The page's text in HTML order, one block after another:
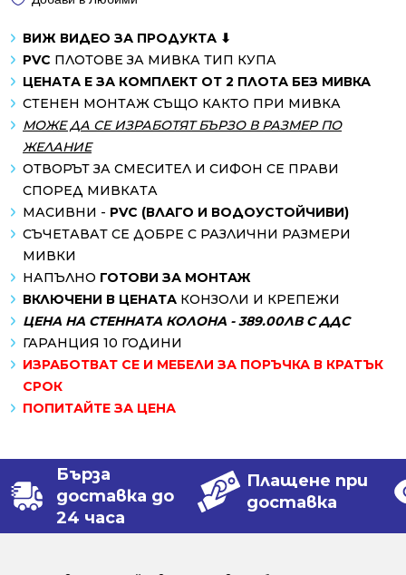
ВИЖ ВИДЕО ЗА ПРОДУКТА ⬇
PVC ПЛОТОВЕ ЗА МИВКА ТИП КУПА
ЦЕНАТА Е ЗА КОМПЛЕКТ ОТ 2 ПЛОТА БЕЗ МИВКА
СТЕНЕН МОНТАЖ СЪЩО КАКТО ПРИ МИВКА
МОЖЕ ДА СЕ ИЗРАБОТЯТ БЪРЗО В РАЗМЕР ПО
ЖЕЛАНИЕ
ОТВОРЪТ ЗА СМЕСИТЕЛ И СИФОН СЕ ПРАВИ
СПОРЕД МИВКАТА
МАСИВНИ - PVC (ВЛАГО И ВОДОУСТОЙЧИВИ)
СЪЧЕТАВАТ СЕ ДОБРЕ С РАЗЛИЧНИ РАЗМЕРИ
МИВКИ
НАПЪЛНО ГОТОВИ ЗА МОНТАЖ
ВКЛЮЧЕНИ В ЦЕНАТА КОНЗОЛИ И КРЕПЕЖИ
ЦЕНА НА СТЕННАТА КОЛОНА - 389.00ЛВ С ДДС
ГАРАНЦИЯ 10 ГОДИНИ
ИЗРАБОТВАТ СЕ И МЕБЕЛИ ЗА ПОРЪЧКА В КРАТЪК
СРОК
ПОПИТАЙТЕ ЗА ЦЕНА
Бърза
доставка до
24 часа
Плащене при
доставка